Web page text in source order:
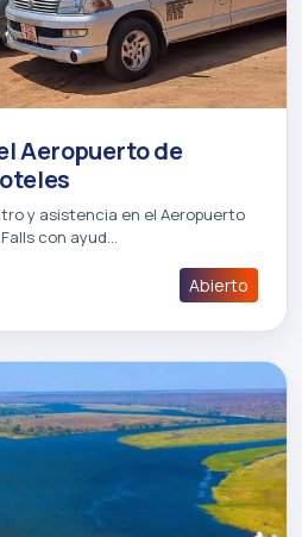
Aeropuerto de
y asistencia en el Aeropuerto
con ayud…
Abierto